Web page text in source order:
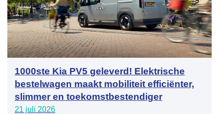
1000ste Kia PV5 geleverd! Elektrische
bestelwagen maakt mobiliteit efficiënter,
slimmer en toekomstbestendiger
21 juli 2026